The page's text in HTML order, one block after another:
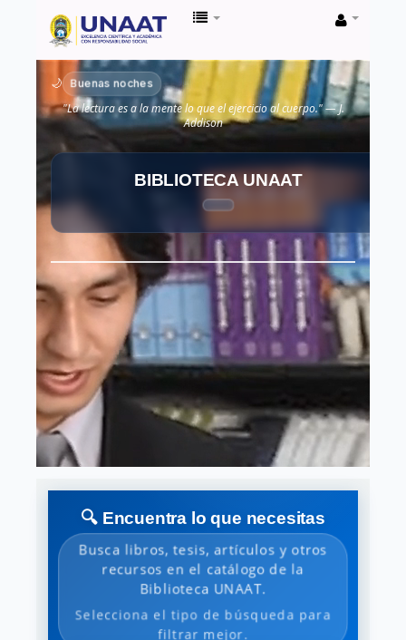
Biblioteca
Unaat
🌙 Buenas noches
"La lectura es a la mente lo que el ejercicio al cuerpo." — J.
Addison
BIBLIOTECA UNAAT
🔍 Encuentra lo que necesitas
Busca libros, tesis, artículos y otros
recursos en el catálogo de la
Biblioteca UNAAT.
Selecciona el tipo de búsqueda para
filtrar mejor.